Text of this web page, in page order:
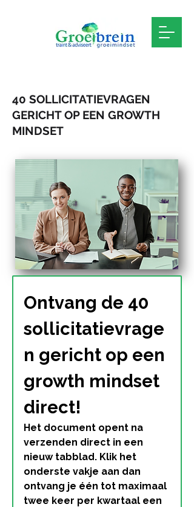
40 SOLLICITATIEVRAGEN
GERICHT OP EEN GROWTH
MINDSET
Ontvang de 40
sollicitatievrage
n gericht op een
growth mindset
direct!
Het document opent na
verzenden direct in een
nieuw tabblad. Klik het
onderste vakje aan dan
ontvang je één tot maximaal
twee keer per kwartaal een